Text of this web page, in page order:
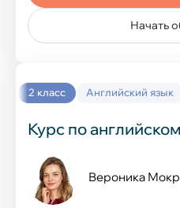
Начать
2 класс Английский язык
Курс по
Вероника